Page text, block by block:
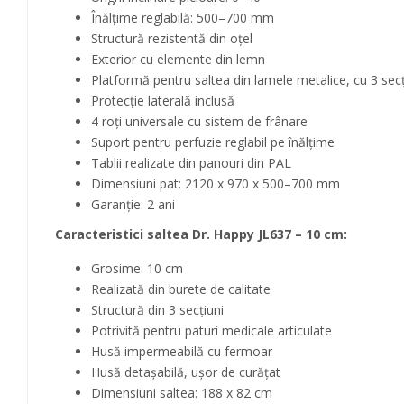
Înălțime reglabilă: 500–700 mm
Structură rezistentă din oțel
Exterior cu elemente din lemn
Platformă pentru saltea din lamele metalice, cu 3
Protecție laterală inclusă
4 roți universale cu sistem de frânare
Suport pentru perfuzie reglabil pe înălțime
Tablii realizate din panouri din PAL
Dimensiuni pat: 2120 x 970 x 500–700 mm
Garanție: 2 ani
Caracteristici saltea Dr. Happy JL637 – 10 cm:
Grosime: 10 cm
Realizată din burete de calitate
Structură din 3 secțiuni
Potrivită pentru paturi medicale articulate
Husă impermeabilă cu fermoar
Husă detașabilă, ușor de curățat
Dimensiuni saltea: 188 x 82 cm